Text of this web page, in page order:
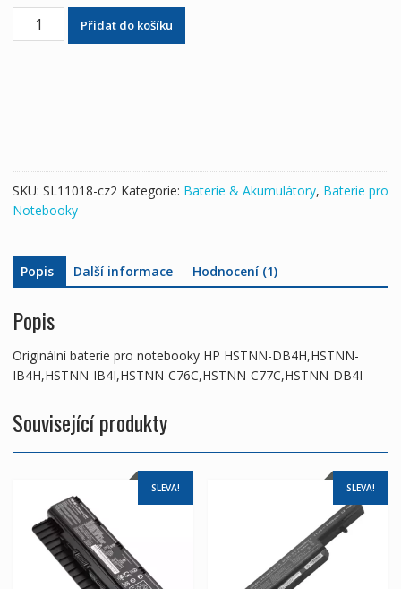
Originální
IB4I,HSTNN-
C76C,HSTNN-
C77C,HSTNN-
DB4I
množství
Přidat do košíku
SKU: SL11018-cz2 Kategorie: Baterie & Akumulátory, Baterie pro
Notebooky
Popis Další informace Hodnocení (1)
Popis
Originální baterie pro notebooky HP HSTNN-DB4H,HSTNN-
IB4H,HSTNN-IB4I,HSTNN-C76C,HSTNN-C77C,HSTNN-DB4I
Související produkty
SLEVA! SLEVA!